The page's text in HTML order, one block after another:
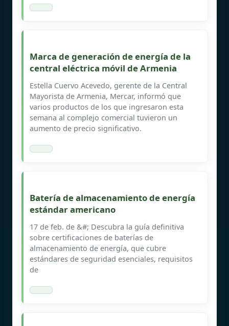
Marca de generación de energía de la
central eléctrica móvil de Armenia
Estella Cuervo Acevedo, gerente de la Central
Mayorista de Armenia, Mercar, informó que
varios productos de los que ingresaron esta
semana al complejo comercial tuvieron un
aumento de precio significativo.
Batería de almacenamiento de energía
estándar americano
17 de feb. de &#; Descubra la guía definitiva
sobre certificaciones de baterías de
almacenamiento de energía, que cubre
estándares de seguridad esenciales, requisitos
de